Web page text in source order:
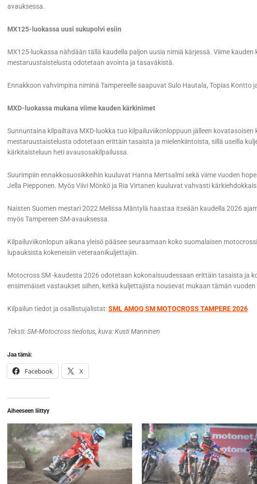
avauksessa.
MX125-luokassa uusi sukupolvi esiin
MX125-luokassa nähdään tällä kaudella paljon uusia nimiä kärjessä. Viime
mestaruustaistelusta odotetaan avointa ja tasaväkistä.
Ennakkoon vahvimpina niminä Tampereelle saapuvat Sulo Hautala, Topias Kontto
MXD-luokassa mukana viime kauden kärkinimet
Sunnuntaina kilpailtava MXD-luokka tuo kilpailuviikonloppuun jälleen
mestaruustaistelusta odotetaan erittäin tasaista ja mielenkiintoista, sillä useilla
kärkitaisteluun heti avausosakilpailussa.
Suurimpiin ennakkosuosikkeihin kuuluvat Hanna Mertsalmi sekä viime vuoden
Jella Piepponen. Myös Viivi Mönkö ja Ria Virtanen kuuluvat vahvasti
Naisten Suomen mestari 2022 Melissa Mäntylä haastaa itseään kaudella 2026
myös Tampereen SM-avauksessa.
Kilpailuviikonlopun aikana yleisö pääsee seuraamaan koko suomalaisen
lupauksista kokeneisiin veteraanikuljettajiin.
Motocross SM -kaudesta 2026 odotetaan kokonaisuudessaan erittäin tasaista ja
ensimmäiset vastaukset siihen, ketkä kuljettajista nousevat mukaan tämän
Kilpailun tiedot ja osallistujalistat:SML AMOQ SM MOTOCROSS TAMPERE 2026
Teksti: SM-Motocross tiedotus, kuva: Kusti Manninen
Jaa tämä:
Facebook X
Aiheeseen liittyy